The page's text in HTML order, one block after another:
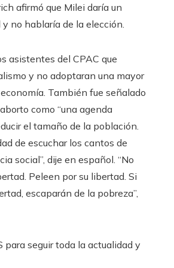
afirmó que Milei daría un
no hablaría de la elección.
asistentes del CPAC que
y no adoptaran una mayor
También fue señalado
como “una agenda
el tamaño de la población.
de escuchar los cantos de
social”, dije en español. “No
Peleen por su libertad. Si
escaparán de la pobreza”,
para seguir toda la actualidad y